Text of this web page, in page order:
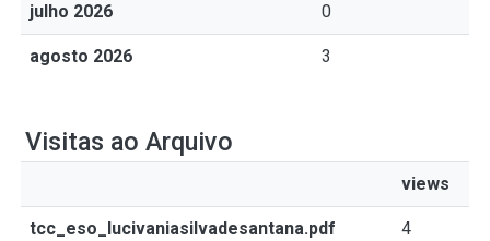
julho 2026 0
agosto 2026 3
Visitas ao Arquivo
views
tcc_eso_lucivaniasilvadesantana.pdf 4